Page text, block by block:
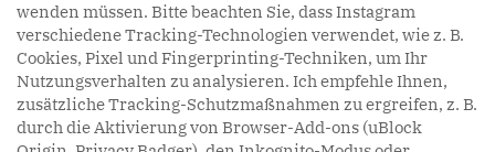
wenden müssen. Bitte beachten Sie, dass Instagram
verschiedene Tracking-Technologien verwendet, wie z. B.
Cookies, Pixel und Fingerprinting-Techniken, um Ihr
Nutzungsverhalten zu analysieren. Ich empfehle Ihnen,
zusätzliche Tracking-Schutzmaßnahmen zu ergreifen, z. B.
durch die Aktivierung von Browser-Add-ons (uBlock